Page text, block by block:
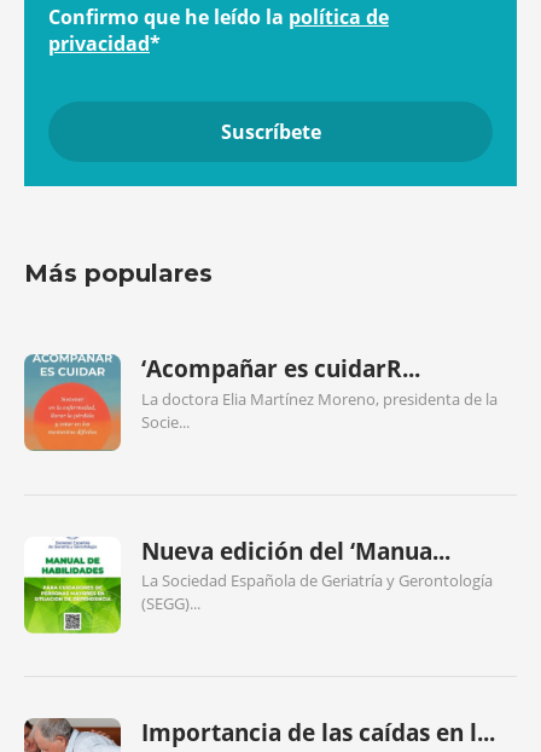
Confirmo que he leído la política de
privacidad*
Más populares
‘Acompañar es cuidarR...
La doctora Elia Martínez Moreno, presidenta de la
Socie...
Nueva edición del ‘Manua...
La Sociedad Española de Geriatría y Gerontología
(SEGG)...
Importancia de las caídas en l...